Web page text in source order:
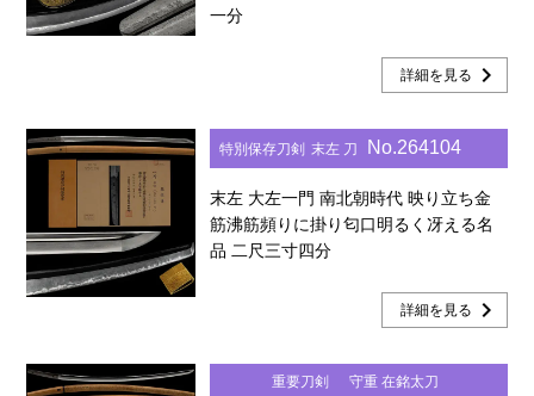
一分
詳細を見る chevron_right
特別保存刀剣 末左 刀 No.264104
末左 大左一門 南北朝時代 映り立ち金
筋沸筋頻りに掛り匂口明るく冴える名
品 二尺三寸四分
詳細を見る chevron_right
重要刀剣 守重 在銘太刀